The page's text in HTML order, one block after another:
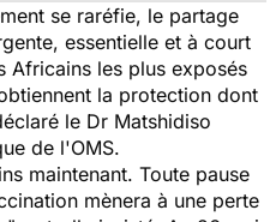
se raréfie, le partage
essentielle et à court
Africains les plus exposés
la protection dont
le Dr Matshidiso
de l'OMS.
maintenant. Toute pause
mènera à une perte